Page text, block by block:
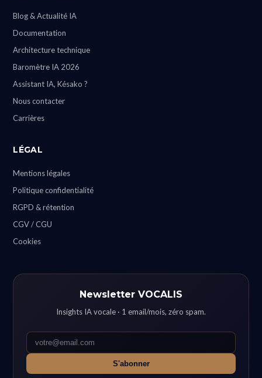
Blog & Actualité IA
Documentation
Architecture technique
Baromètre IA 2026
Assistant IA, Késako ?
Nous contacter
Carrières
LÉGAL
Mentions légales
Politique confidentialité
RGPD & rétention
CGV / CGU
Cookies
Newsletter VOCALIS
Insights IA vocale · 1 email/mois, zéro spam.
S'abonner